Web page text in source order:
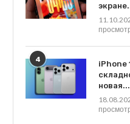
4
iPhone
новая...